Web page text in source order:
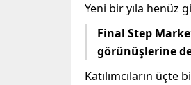
Yeni bir yıla henüz
Final Step
görünüşlerine
Katılımcıların